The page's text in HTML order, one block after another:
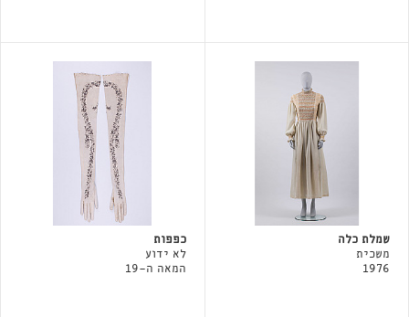
שמלת כלה
משכית
1976
כפפות
לא ידוע
המאה ה-19